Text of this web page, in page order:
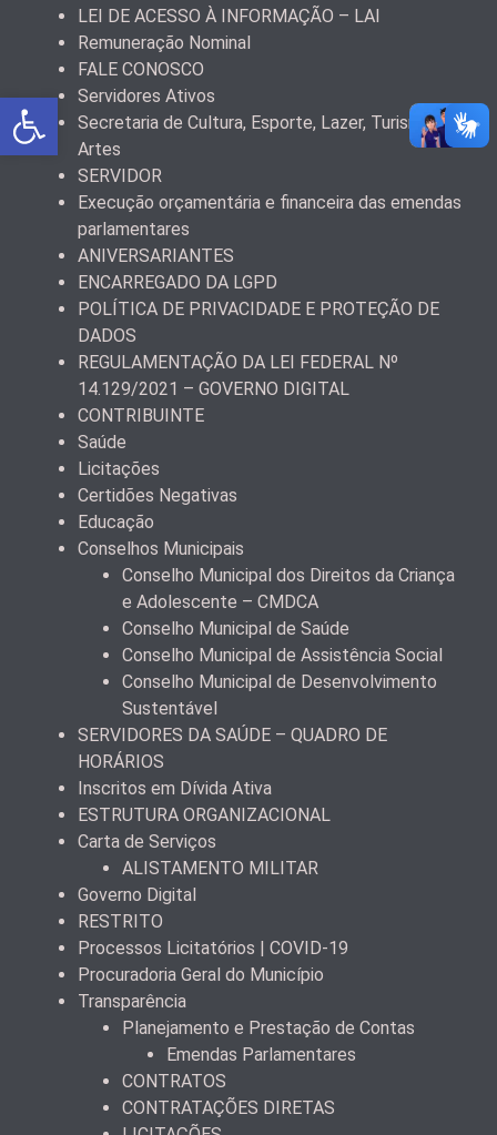
LEI DE ACESSO À INFORMAÇÃO – LAI
Remuneração Nominal
FALE CONOSCO
Servidores Ativos
Secretaria de Cultura, Esporte, Lazer, Turismo e
Artes
SERVIDOR
Execução orçamentária e financeira das emendas
parlamentares
ANIVERSARIANTES
ENCARREGADO DA LGPD
POLÍTICA DE PRIVACIDADE E PROTEÇÃO DE
DADOS
REGULAMENTAÇÃO DA LEI FEDERAL Nº
14.129/2021 – GOVERNO DIGITAL
CONTRIBUINTE
Saúde
Licitações
Certidões Negativas
Educação
Conselhos Municipais
Conselho Municipal dos Direitos da Criança
e Adolescente – CMDCA
Conselho Municipal de Saúde
Conselho Municipal de Assistência Social
Conselho Municipal de Desenvolvimento
Sustentável
SERVIDORES DA SAÚDE – QUADRO DE
HORÁRIOS
Inscritos em Dívida Ativa
ESTRUTURA ORGANIZACIONAL
Carta de Serviços
ALISTAMENTO MILITAR
Governo Digital
RESTRITO
Processos Licitatórios | COVID-19
Procuradoria Geral do Município
Transparência
Planejamento e Prestação de Contas
Emendas Parlamentares
CONTRATOS
CONTRATAÇÕES DIRETAS
Abrir a barra de ferramentas